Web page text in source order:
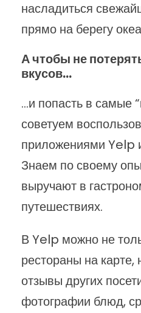
насладиться
прямо на берегу
А чтобы не
вкусов…
…и попасть в самые
советуем
приложениями
Знаем по своему
выручают в
путешествиях.
В Yelp можно не
рестораны на карте,
отзывы других
фотографии блюд,